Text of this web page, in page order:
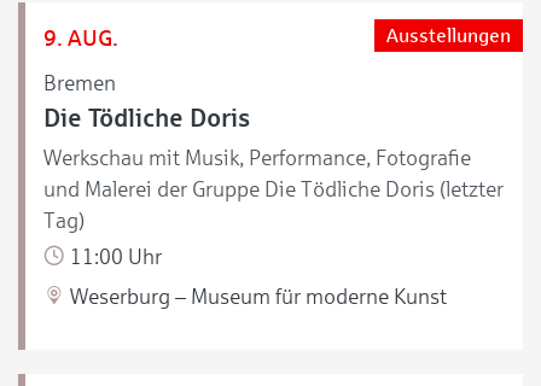
9. AUG.
Bremen
Ausstellungen
Die Tödliche Doris
Werkschau mit Musik, Performance, Fotografie
und Malerei der Gruppe Die Tödliche Doris (letzter
Tag)
11:00 Uhr
Weserburg – Museum für moderne Kunst